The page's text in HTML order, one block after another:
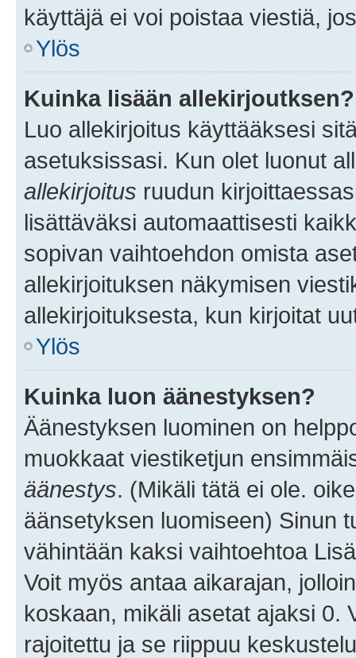
käyttäjä ei voi poistaa viestiä,
Ylös
Kuinka lisään allekirjoutksen?
Luo allekirjoitus käyttääksesi
asetuksissasi. Kun olet luonut
allekirjoitus ruudun
lisättäväksi automaattisesti
sopivan vaihtoehdon omista
allekirjoituksen näkymisen
allekirjoituksesta, kun kirjoitat
Ylös
Kuinka luon äänestyksen?
Äänestyksen luominen on
muokkaat viestiketjun
äänestys. (Mikäli tätä ei ole.
äänsetyksen luomiseen) Sinun
vähintään kaksi vaihtoehtoa
Voit myös antaa aikarajan,
koskaan, mikäli asetat ajaksi 0.
rajoitettu ja se riippuu